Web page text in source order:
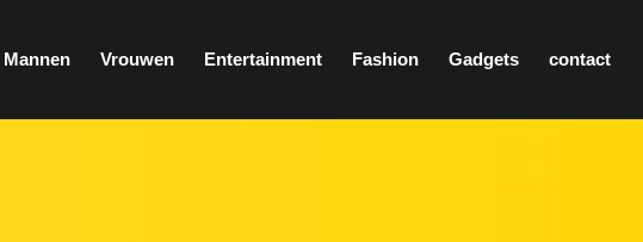
Mannen Vrouwen Entertainment Fashion Gadgets contact